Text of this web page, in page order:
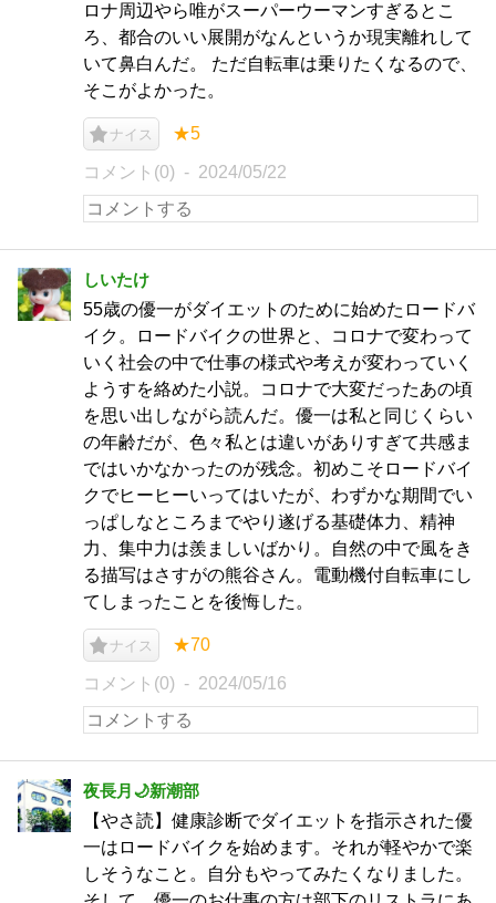
ロナ周辺やら唯がスーパーウーマンすぎるとこ
ろ、都合のいい展開がなんというか現実離れして
いて鼻白んだ。 ただ自転車は乗りたくなるので、
そこがよかった。
ナイス ★5
コメント(0) 2024/05/22
しいたけ
55歳の優一がダイエットのために始めたロードバ
イク。ロードバイクの世界と、コロナで変わって
いく社会の中で仕事の様式や考えが変わっていく
ようすを絡めた小説。コロナで大変だったあの頃
を思い出しながら読んだ。優一は私と同じくらい
の年齢だが、色々私とは違いがありすぎて共感ま
ではいかなかったのが残念。初めこそロードバイ
クでヒーヒーいってはいたが、わずかな期間でい
っぱしなところまでやり遂げる基礎体力、精神
力、集中力は羨ましいばかり。自然の中で風をき
る描写はさすがの熊谷さん。電動機付自転車にし
てしまったことを後悔した。
ナイス ★70
コメント(0) 2024/05/16
夜長月🌙新潮部
【やさ読】健康診断でダイエットを指示された優
一はロードバイクを始めます。それが軽やかで楽
しそうなこと。自分もやってみたくなりました。